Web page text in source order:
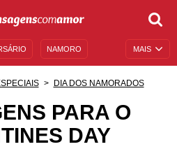
MAIS
NAMORO
DE ANIVERSÁRIO
DIA DOS NAMORADOS
PARA O
DAY